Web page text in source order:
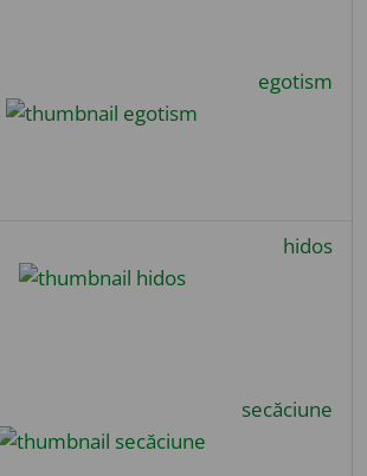
egotism
hidos
secăciune